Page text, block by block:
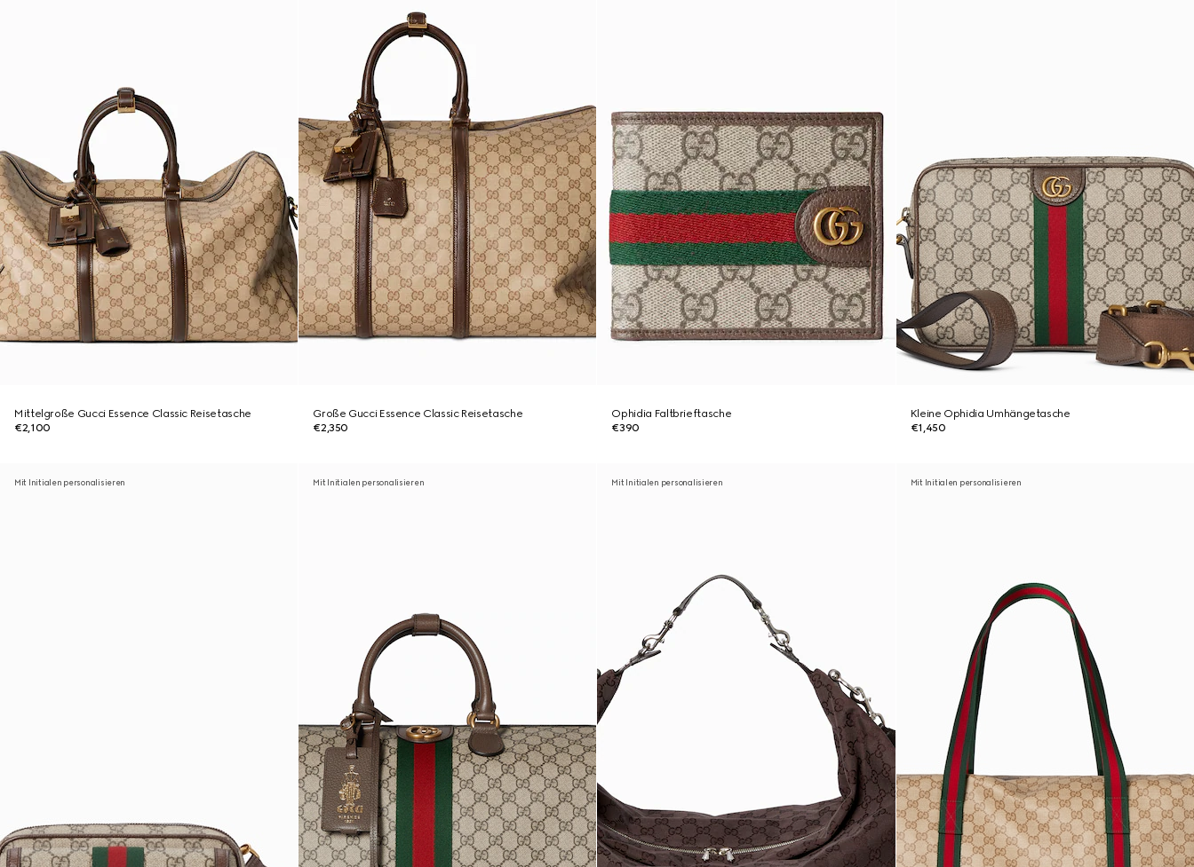
Mittelgroße Gucci Essence Classic Reisetasche
€2,100
Große Gucci Essence Classic Reisetasche
€2,350
Ophidia Faltbrieftasche
€390
Kleine Ophidia Umhängetasche
€1,450
Mit Initialen personalisieren Mit Initialen personalisieren Mit Initialen personalisieren Mit Initialen personalisieren